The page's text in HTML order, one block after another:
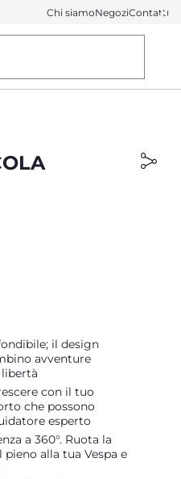
Chi siamoNegoziContatti
il design
avventure
con il tuo
che possono
esperto
a 360°. Ruota la
alla tua Vespa e